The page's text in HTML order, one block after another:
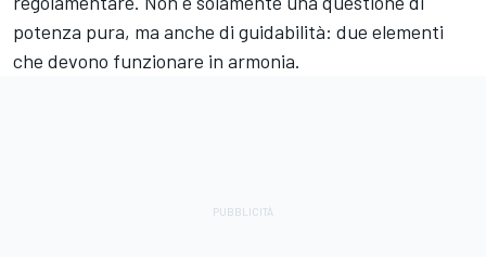
potenza pura, ma anche di guidabilità: due elementi
che devono funzionare in armonia.